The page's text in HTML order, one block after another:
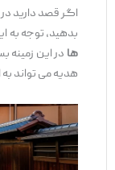
اگر قصد دارید در
بدهید، توجه به
‌هادر این زمینه
هدیه می ‌تواند